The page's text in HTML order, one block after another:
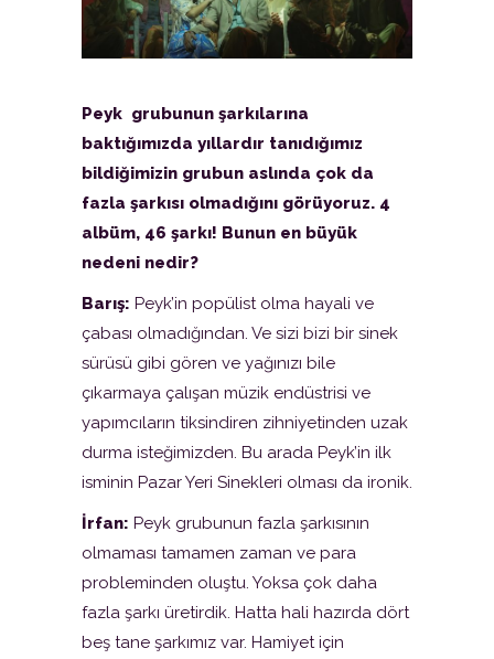
Peyk grubunun şarkılarına
baktığımızda yıllardır tanıdığımız
bildiğimizin grubun aslında çok da
fazla şarkısı olmadığını görüyoruz. 4
albüm, 46 şarkı! Bunun en büyük
nedeni nedir?
Barış: Peyk’in popülist olma hayali ve
çabası olmadığından. Ve sizi bizi bir sinek
sürüsü gibi gören ve yağınızı bile
çıkarmaya çalışan müzik endüstrisi ve
yapımcıların tiksindiren zihniyetinden uzak
durma isteğimizden. Bu arada Peyk’in ilk
isminin Pazar Yeri Sinekleri olması da ironik.
İrfan: Peyk grubunun fazla şarkısının
olmaması tamamen zaman ve para
probleminden oluştu. Yoksa çok daha
fazla şarkı üretirdik. Hatta hali hazırda dört
beş tane şarkımız var. Hamiyet için